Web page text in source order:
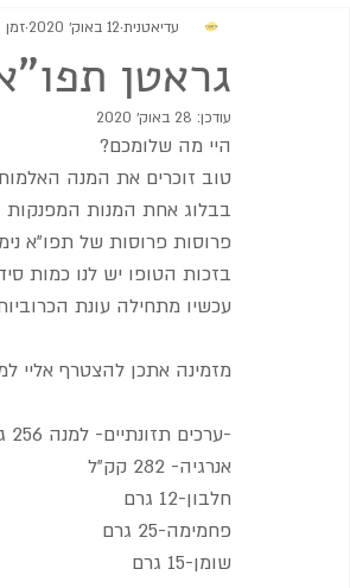
גבינות וממרחים
גראטן
עדיאטנית 12 באוק׳ 2020 זמן
עודכן: 28 באוק׳ 2020
היי מה שלומכם?
בבלוג אחת המנות המפנקות
פרוסות פרוסות של תפו"א
בזכות הטופו יש לנו כמות
עכשיו מתחילה עונת
מזמינה אתכן להצטרף אליי
-ערכים תזונתיים- למנה 256 גרם למנה (כ-10 מנות)-
אנרגיה- 282 קק"ל
חלבון-12 גרם
פחמימה-25 גרם
שומן-15 גרם